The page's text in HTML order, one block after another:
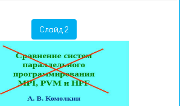
Слайд 2